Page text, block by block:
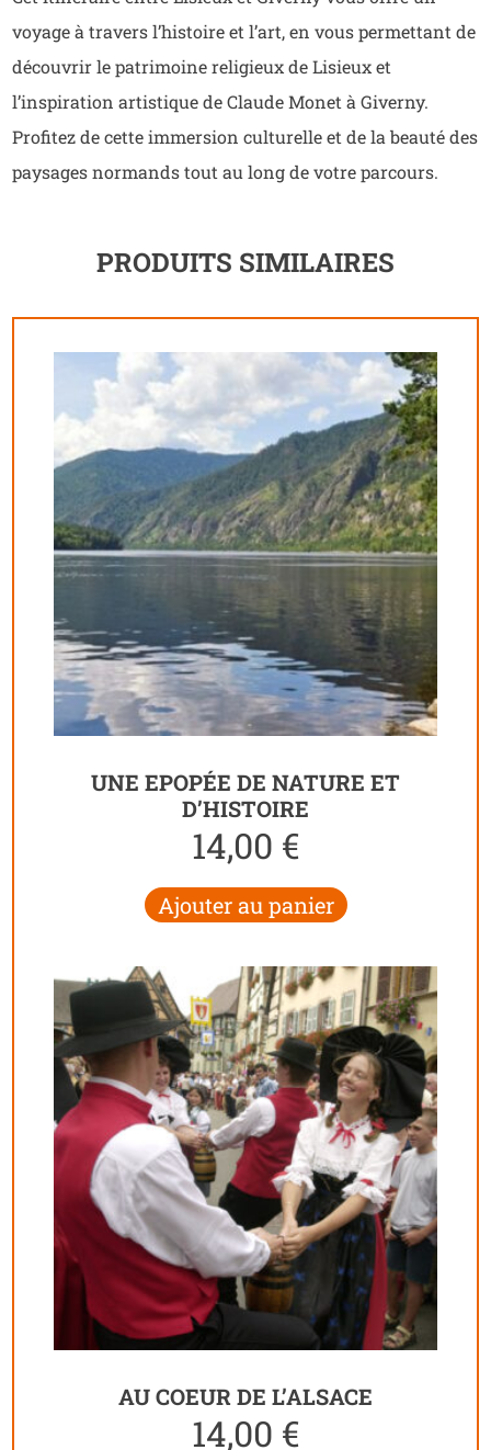
voyage à travers l’histoire et l’art, en vous permettant de
découvrir le patrimoine religieux de Lisieux et
l’inspiration artistique de Claude Monet à Giverny.
Profitez de cette immersion culturelle et de la beauté des
paysages normands tout au long de votre parcours.
PRODUITS SIMILAIRES
UNE EPOPÉE DE NATURE ET
D’HISTOIRE
14,00 €
Ajouter au panier
AU COEUR DE L’ALSACE
14,00 €